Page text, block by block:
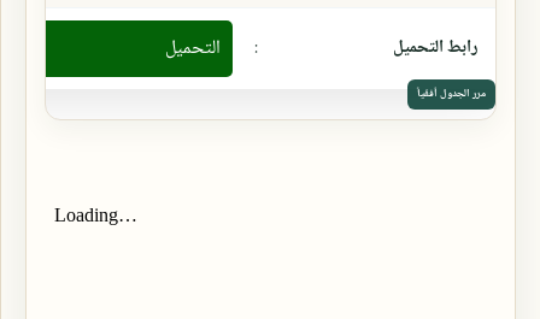
رابط التحميل : التحميل